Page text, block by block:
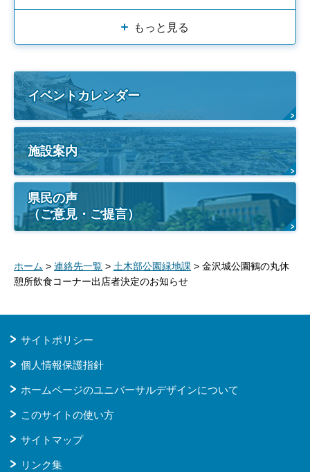
もっと見る
イベントカレンダー
施設案内
県民の声
（ご意見・ご提言）
ホーム > 連絡先一覧 > 土木部公園緑地課 > 金沢城公園鶴の丸休
憩所飲食コーナー出店者決定のお知らせ
サイトポリシー
個人情報保護指針
ホームページのユニバーサルデザインについて
このサイトの使い方
サイトマップ
リンク集